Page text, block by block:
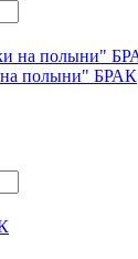
на полыни" БРАК